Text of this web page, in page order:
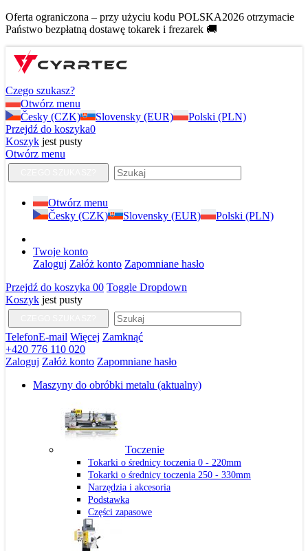
Oferta ograniczona – przy użyciu kodu POLSKA2026 otrzymacie
Państwo bezpłatną dostawę tokarek i frezarek 🚚
Czego szukasz?
Otwórz menu
Česky (CZK)
Slovensky (EUR)
Polski (PLN)
Przejdź do koszyka0
Koszyk jest pusty
Otwórz menu
Otwórz menu
Česky (CZK)
Slovensky (EUR) Polski (PLN)
Twoje konto
Zaloguj Załóż konto Zapomniane hasło
Przejdź do koszyka 00 Toggle Dropdown
Koszyk jest pusty
TelefonE-mail Więcej Zamknąć
+420 776 110 020
Zaloguj Załóż konto Zapomniane hasło
Maszyny do obróbki metalu (aktualny)
Toczenie
Tokarki o średnicy toczenia 0 - 220mm
Tokarki o średnicy toczenia 250 - 330mm
Narzędzia i akcesoria
Podstawka
Części zapasowe